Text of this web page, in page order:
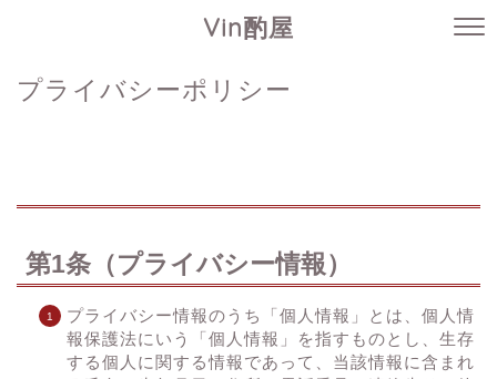
Vin酌屋
プライバシーポリシー
第1条（プライバシー情報）
プライバシー情報のうち「個人情報」とは、個人情
報保護法にいう「個人情報」を指すものとし、生存
する個人に関する情報であって、当該情報に含まれ